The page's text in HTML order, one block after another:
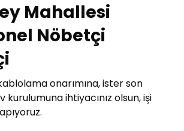
Mahallesi
Nöbetçi
onarımına, ister son
kurulumuna ihtiyacınız olsun, işi